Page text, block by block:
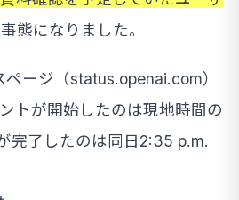
態になりました。
ージ（status.openai.com）
トが開始したのは現地時間の
完了したのは同日2:35 p.m.